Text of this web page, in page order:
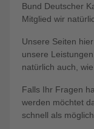
Bund Deutscher
Mitglied wir
Unsere Seiten
unsere
natürlich auch,
Falls Ihr Fragen
werden möchtet
schnell als